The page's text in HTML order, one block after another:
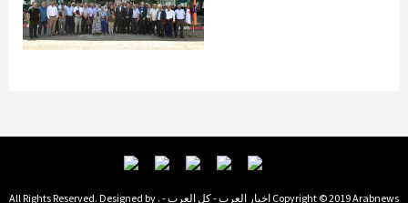
Copyright © 2019 Arabnews اخبار العرب - كل العرب - . All Rights Reserved. Designed by